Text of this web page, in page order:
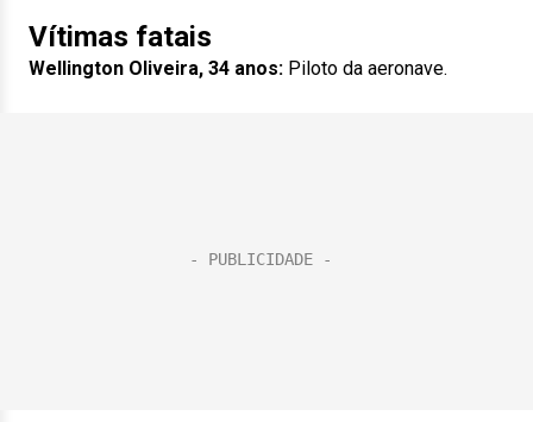
Vítimas fatais
Wellington Oliveira, 34 anos: Piloto da aeronave.